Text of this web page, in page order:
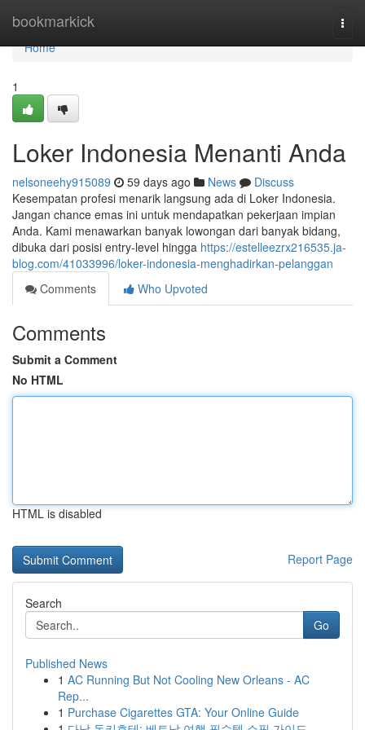
bookmarkick
Home
Home
1
Loker Indonesia Menanti Anda
nelsoneehy915089 59 days ago News
Discuss
Kesempatan profesi menarik langsung ada di Loker Indonesia.
Jangan chance emas ini untuk mendapatkan pekerjaan impian
Anda. Kami menawarkan banyak lowongan dari banyak bidang,
dibuka dari posisi entry-level hingga https://estelleezrx216535.ja-
blog.com/41033996/loker-indonesia-menghadirkan-pelanggan
Comments
Who Upvoted
Comments
Submit a Comment
No HTML
HTML is disabled
Report Page
Search
Go
Published News
1 AC Running But Not Cooling New Orleans - AC
Rep...
1 Purchase Cigarettes GTA: Your Online Guide